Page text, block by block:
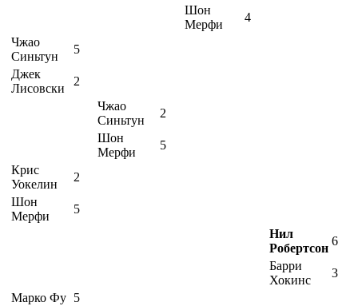
Шон
Мерфи
4
Чжао
Синьтун
5
Джек
Лисовски
2
Чжао
Синьтун
2
Шон
Мерфи
5
Крис
Уокелин
2
Шон
Мерфи
5
Нил
Робертсон
6
Барри
Хокинс
3
Марко Фу 5